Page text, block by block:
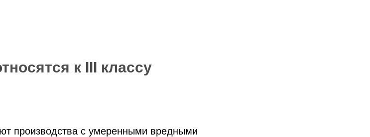
к III классу
производства с умеренными вредными